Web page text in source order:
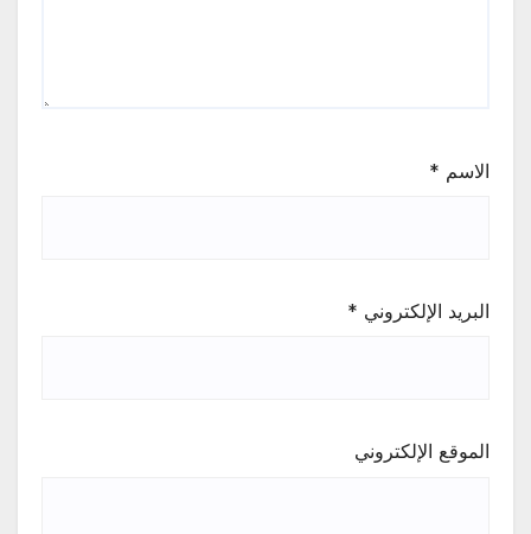
الاسم *
البريد الإلكتروني *
الموقع الإلكتروني